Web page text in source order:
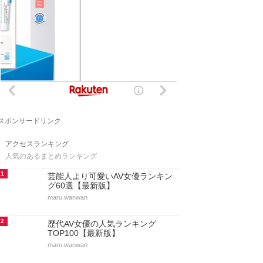
ポンサードリンク
アクセスランキング
人気のあるまとめランキング
1
芸能人より可愛いAV女優ランキン
グ60選【最新版】
maru.wanwan
2
歴代AV女優の人気ランキング
TOP100【最新版】
maru.wanwan